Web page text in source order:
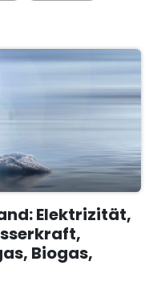
Elektrizität,
Biogas,